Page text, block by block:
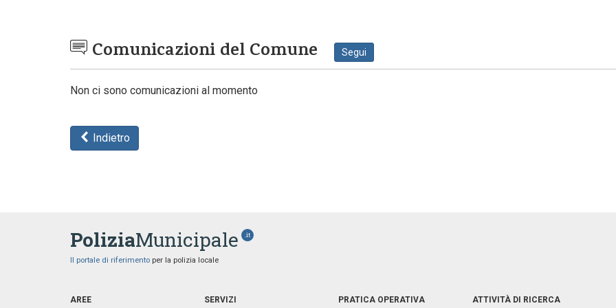
Comunicazioni del Comune Segui
Non ci sono comunicazioni al momento
Indietro
PoliziaMunicipale .it
Il portale di riferimento per la polizia locale
AREE SERVIZI PRATICA OPERATIVA ATTIVITÀ DI RICERCA